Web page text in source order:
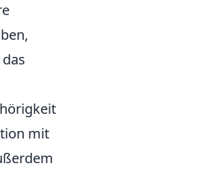
mit